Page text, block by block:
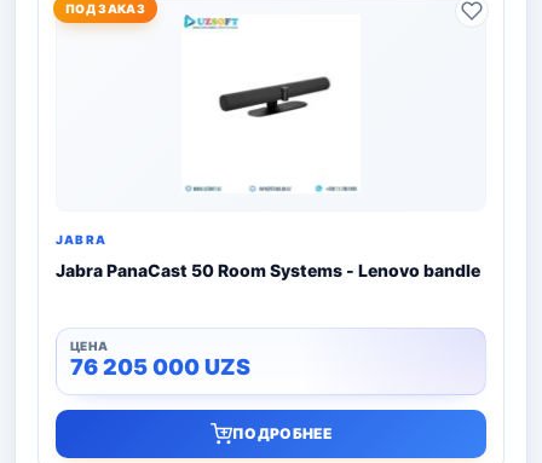
ПОД ЗАКАЗ
JABRA
Jabra PanaCast 50 Room Systems - Lenovo bandle
76 205 000UZS
ПОДРОБНЕЕ